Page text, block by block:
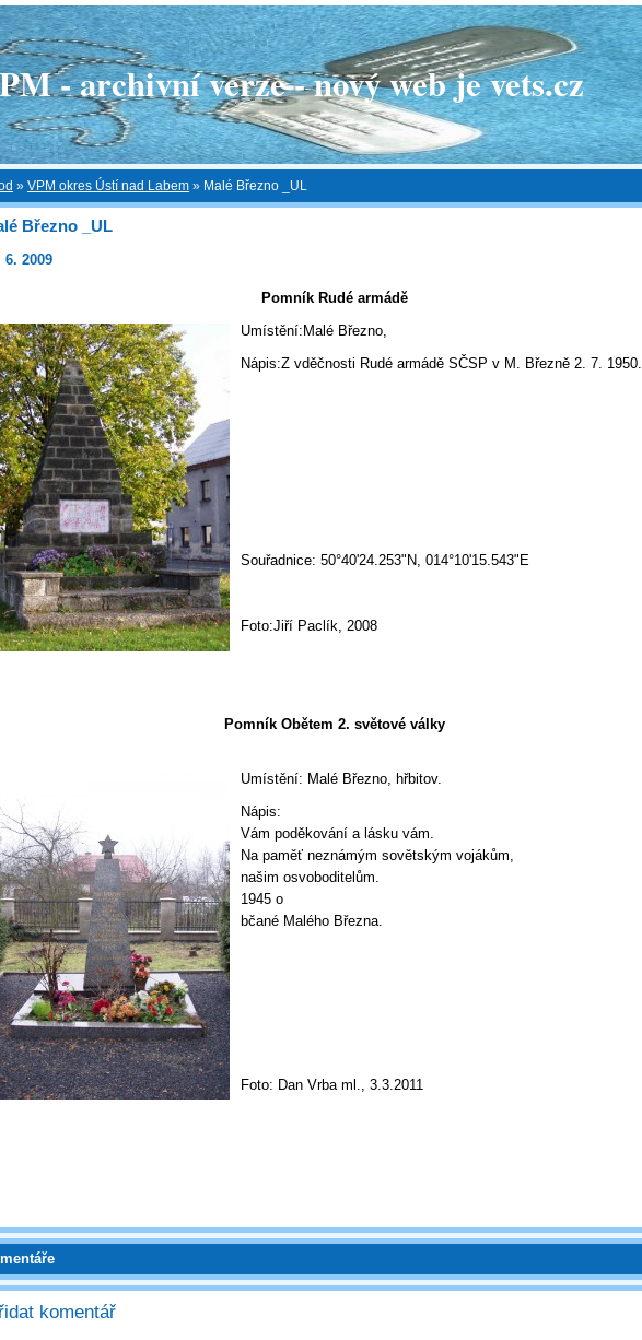
- archivní verze - nový web je vets.cz
» VPM okres Ústí nad Labem » Malé Březno _UL
Březno _UL
6. 2009
Pomník Rudé armádě
Umístění:Malé Březno,
Nápis:Z vděčnosti Rudé armádě SČSP v M. Březně 2. 7. 1950.
Souřadnice: 50°40'24.253"N, 014°10'15.543"E
Foto:Jiří Paclík, 2008
Pomník Obětem 2. světové války
Umístění: Malé Březno, hřbitov.
Nápis:
Vám poděkování a lásku vám.
Na paměť neznámým sovětským vojákům,
našim osvoboditelům.
1945 o
bčané Malého Března.
Foto: Dan Vrba ml., 3.3.2011
komentář